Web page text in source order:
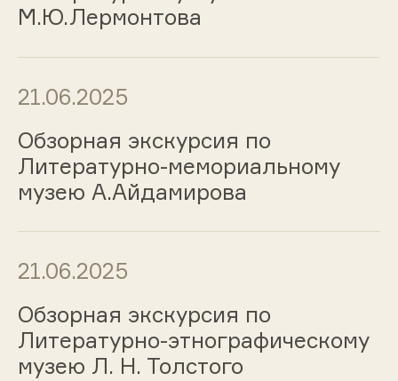
М.Ю.Лермонтова
21.06.2025
Обзорная экскурсия по
Литературно-мемориальному
музею А.Айдамирова
21.06.2025
Обзорная экскурсия по
Литературно-этнографическому
музею Л. Н. Толстого